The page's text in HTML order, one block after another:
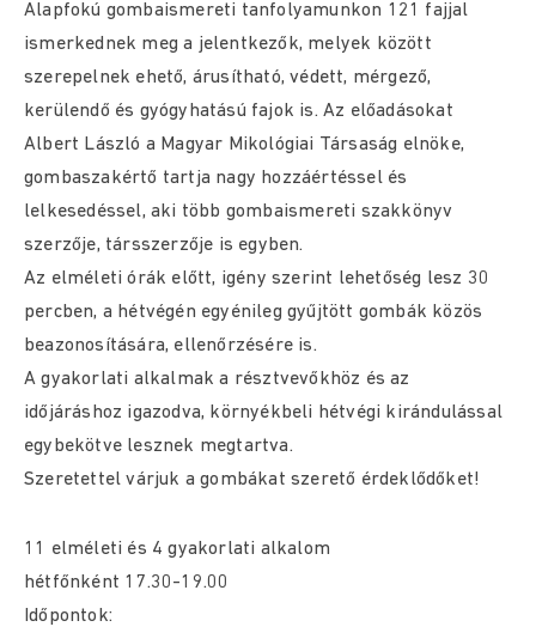
Alapfokú gombaismereti tanfolyamunkon 121 fajjal
ismerkednek meg a jelentkezők, melyek között
szerepelnek ehető, árusítható, védett, mérgező,
kerülendő és gyógyhatású fajok is. Az előadásokat
Albert László a Magyar Mikológiai Társaság elnöke,
gombaszakértő tartja nagy hozzáértéssel és
lelkesedéssel, aki több gombaismereti szakkönyv
szerzője, társszerzője is egyben.
Az elméleti órák előtt, igény szerint lehetőség lesz 30
percben, a hétvégén egyénileg gyűjtött gombák közös
beazonosítására, ellenőrzésére is.
A gyakorlati alkalmak a résztvevőkhöz és az
időjáráshoz igazodva, környékbeli hétvégi kirándulással
egybekötve lesznek megtartva.
Szeretettel várjuk a gombákat szerető érdeklődőket!
11 elméleti és 4 gyakorlati alkalom
hétfőnként 17.30-19.00
Időpontok: